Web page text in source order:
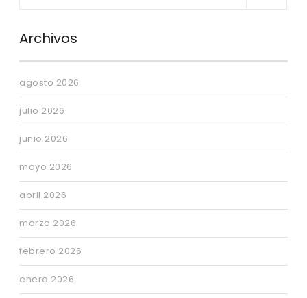
Archivos
agosto 2026
julio 2026
junio 2026
mayo 2026
abril 2026
marzo 2026
febrero 2026
enero 2026